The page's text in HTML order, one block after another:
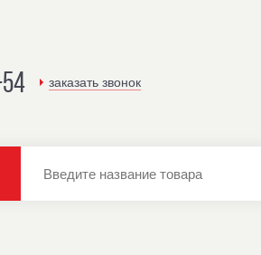
заказать звонок